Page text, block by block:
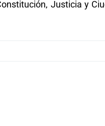
Justicia y